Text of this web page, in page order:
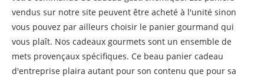
vendus sur notre site peuvent être acheté à l'unité sinon
vous pouvez par ailleurs choisir le panier gourmand qui
vous plaît. Nos cadeaux gourmets sont un ensemble de
mets provençaux spécifiques. Ce beau panier cadeau
d'entreprise plaira autant pour son contenu que pour sa